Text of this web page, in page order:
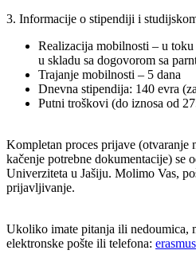
3. Informacije o stipendiji i
Realizacija mobilnosti – u
u skladu sa dogovorom sa
Trajanje mobilnosti – 5 dana
Dnevna stipendija: 140 evra
Putni troškovi (do iznosa od
Kompletan proces prijave (otvaranje
kačenje potrebne dokumentacije) se
Univerziteta u Jašiju. Molimo Vas,
prijavljivanje.
Ukoliko imate pitanja ili nedoumica,
elektronske pošte ili telefona: